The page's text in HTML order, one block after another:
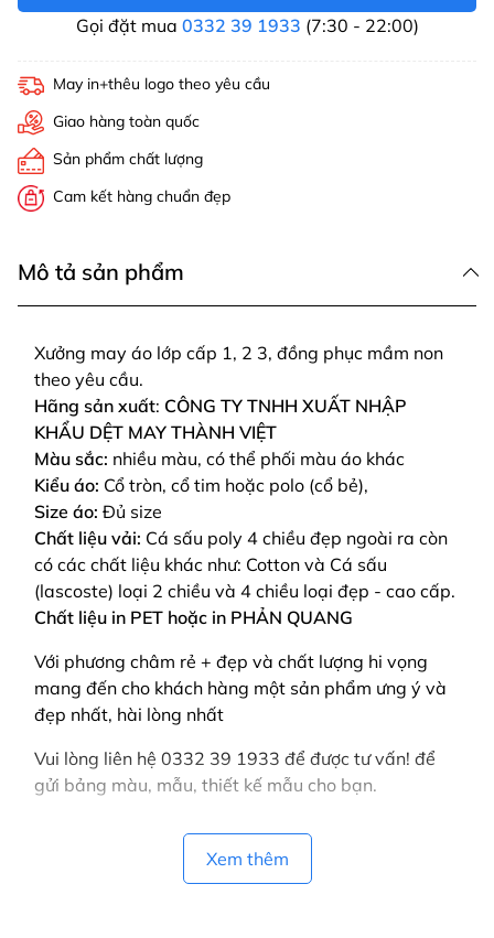
Gọi đặt mua 0332 39 1933 (7:30 - 22:00)
May in+thêu logo theo yêu cầu
Giao hàng toàn quốc
Sản phẩm chất lượng
Cam kết hàng chuẩn đẹp
Mô tả sản phẩm
Xưởng may áo lớp cấp 1, 2 3, đồng phục mầm non
theo yêu cầu.
Hãng sản xuất: CÔNG TY TNHH XUẤT NHẬP
KHẨU DỆT MAY THÀNH VIỆT
Màu sắc: nhiều màu, có thể phối màu áo khác
Kiểu áo: Cổ tròn, cổ tim hoặc polo (cổ bẻ),
Size áo: Đủ size
Chất liệu vải: Cá sấu poly 4 chiều đẹp ngoài ra còn
có các chất liệu khác như: Cotton và Cá sấu
(lascoste) loại 2 chiều và 4 chiều loại đẹp - cao cấp.
Chất liệu in PET hoặc in PHẢN QUANG
Với phương châm rẻ + đẹp và chất lượng hi vọng
mang đến cho khách hàng một sản phẩm ưng ý và
đẹp nhất, hài lòng nhất
Vui lòng liên hệ 0332 39 1933 để được tư vấn! để
gửi bảng màu, mẫu, thiết kế mẫu cho bạn.
Xem thêm